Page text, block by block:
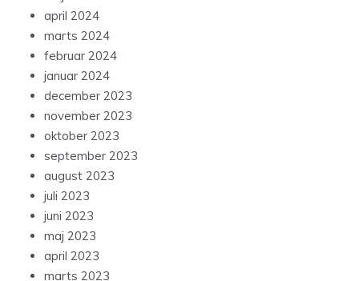
april 2024
marts 2024
februar 2024
januar 2024
december 2023
november 2023
oktober 2023
september 2023
august 2023
juli 2023
juni 2023
maj 2023
april 2023
marts 2023